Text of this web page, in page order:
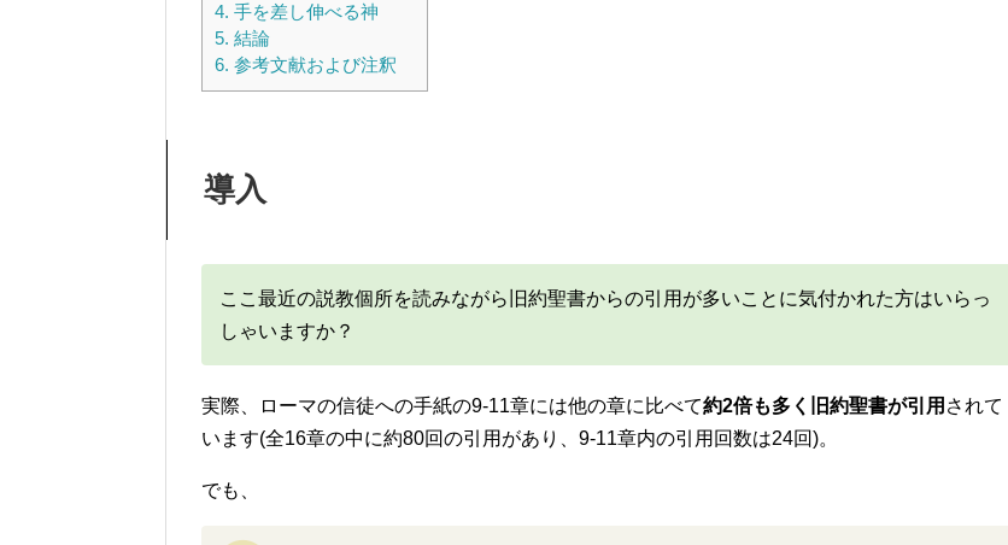
4. 手を差し伸べる神
5. 結論
6. 参考文献および注釈
導入
ここ最近の説教個所を読みながら旧約聖書からの引用が多いことに気付かれた方はいらっ
しゃいますか？
実際、ローマの信徒への手紙の9-11章には他の章に比べて約2倍も多く旧約聖書が引用 されて
います(全16章の中に約80回の引用があり、9-11章内の引用回数は24回)。
でも、